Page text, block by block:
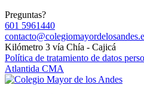
Preguntas?
601 5961440
Kilómetro 3 vía Chía - Cajicá
Política de tratamiento de datos
Atlantida CMA